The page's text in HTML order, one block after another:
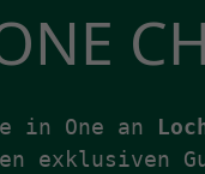
in One an
exklusiven